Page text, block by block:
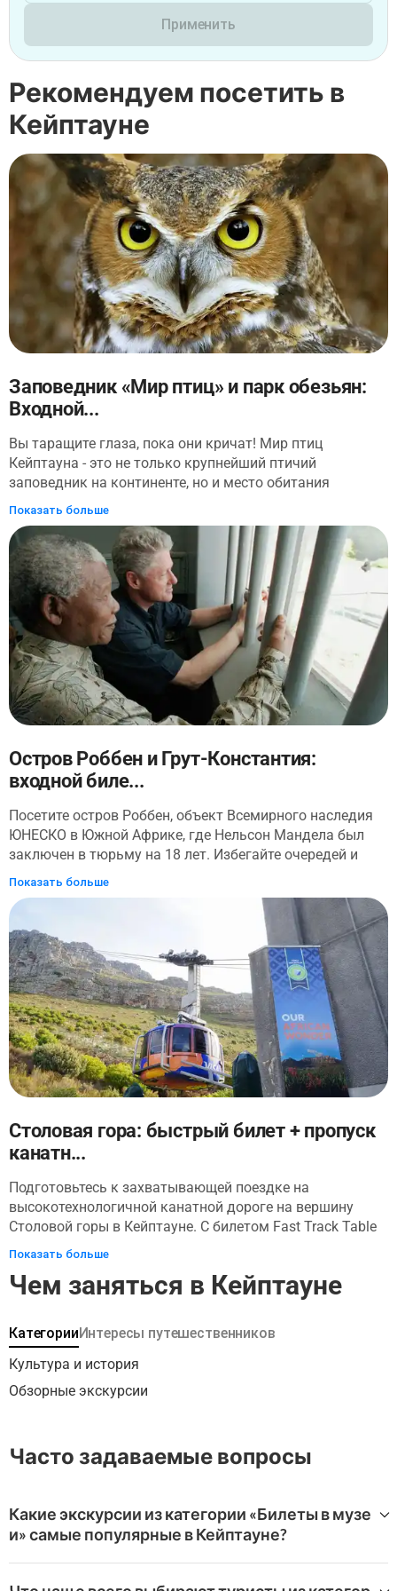
Применить
Рекомендуем посетить в
Кейптауне
Заповедник «Мир птиц» и парк обезьян:
Входной...
Вы таращите глаза, пока они кричат! Мир птиц
Кейптауна - это не только крупнейший птичий
заповедник на континенте, но и место обитания
обезьян, млекопитающих и рептилий! Что касается
вольеров, то среди них есть ара, орлы, соколы и
фламинго (400 видов составляют один длинный
список!). Внутри обезьяньих джунглей вы можете
прогуляться среди белковых обезьян. Понаблюдайте,
как дети катаются на спине матери, и если вы
останетесь на месте, вам даже придется взобраться на
них. Переходя к другим млекопитающим, обратите
внимание на вольеры с бабуинами, мартышками,
мангустами и даже енотами.
Показать больше
Остров Роббен и Грут-Константия:
входной биле...
Посетите остров Роббен, объект Всемирного наследия
ЮНЕСКО в Южной Африке, где Нельсон Мандела был
заключен в тюрьму на 18 лет. Избегайте очередей и
наслаждайтесь совместной поездкой на лодке и
экскурсией по музею с заранее забронированным
билетом, который включает трансфер между вашим
отелем и воротами Нельсона Манделы на остров
Роббен. Узнайте об истории острова и о том, как
Нельсон Мандела и другие лидеры боролись за свободу
Южной Африки. Дойдите до Groot Constantia,
старейшего винодельческого хозяйства в Южной
Африке, расположенного в красивой долине
Констанция. Основанный в 1685 году, он предлагает
заглянуть в богатую историю виноделия страны.
Прогуляйтесь по прекрасным виноградникам и садам,
Показать больше
Столовая гора: быстрый билет + пропуск
канатн...
Подготовьтесь к захватывающей поездке на
высокотехнологичной канатной дороге на вершину
Столовой горы в Кейптауне. С билетом Fast Track Table
Mountain пропустите очереди и прыгните прямо на
любуясь живописными видами на город и его
окрестности. Это увлекательное приключение
обязательно нужно посетить при посещении Кейптауна.
Не упустите возможность стать свидетелем этого
природного чуда, расположенного во Всемирном
наследии Капской флористической области ЮНЕСКО.
Показать больше
Чем заняться в Кейптауне
КатегорииИнтересы путешественников
Культура и история
Обзорные экскурсии
Часто задаваемые вопросы
Какие экскурсии из категории «Билеты в музе
и» самые популярные в Кейптауне?
музеи» в Кейптауне.